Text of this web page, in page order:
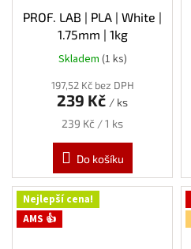
PROF. LAB | PLA | White |
1.75mm | 1kg
Skladem (1 ks)
197,52 Kč bez DPH
239 Kč / ks
Měrná
239 Kč / 1 ks
Do košíku
Nejlepší cena!
AMS 👍